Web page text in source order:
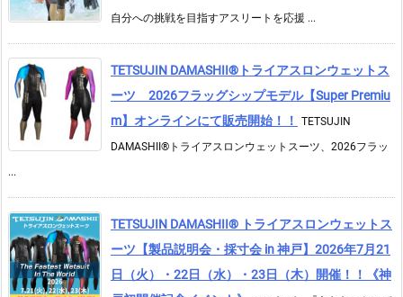
自分への挑戦を目指すアスリートを応援 ...
TETSUJIN DAMASHII®︎トライアスロンウェットス
ーツ 2026フラッグシップモデル【Super Premiu
m】オンラインにて販売開始！！
TETSUJIN
DAMASHII®トライアスロンウェットスーツ、2026フラッ
...
TETSUJIN DAMASHII® トライアスロンウェットス
ーツ【製品説明会・採寸会 in 神戸】2026年7月21
日（火）・22日（水）・23日（木）開催！！《神